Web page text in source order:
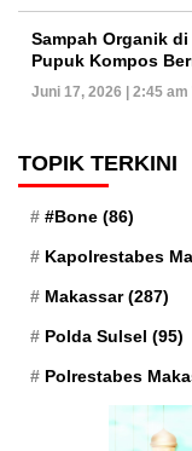
Sampah Organik
Pupuk Kompos
Juni 17, 2026 | 2:45 am
TOPIK TERKINI
#Bone (86)
Kapolrestabes
Makassar(287)
Polda Sulsel (95)
Polrestabes